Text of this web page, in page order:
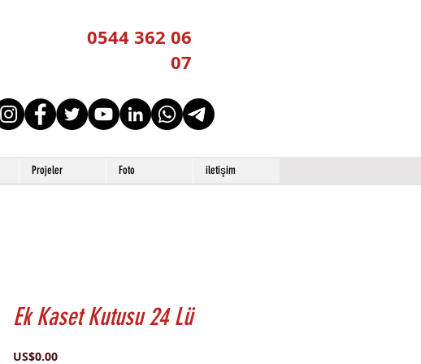
0544 362 06
07
Projeler Foto iletişim
Ek Kaset Kutusu 24 Lü
US$0.00Price